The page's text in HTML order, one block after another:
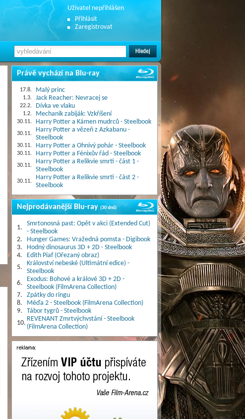
Uživatel nepřihlášen
Přihlásit
Zaregistrovat
Právě vychází na Blu-ray
17.8. Malý princ
1.3. Jack Reacher: Nevracej se
22.2. Dívka ve vlaku
1.2. Mechanik zabiják: Vzkříšení
30.11. Harry Potter a Kámen mudrců - Steelbook
30.11.
Harry Potter a vězeň z Azkabanu -
Steelbook
30.11. Harry Potter a Ohnivý pohár - Steelbook
30.11. Harry Potter a Fénixův řád - Steelbook
30.11.
Harry Potter a Relikvie smrti - část 1 -
Steelbook
30.11.
Harry Potter a Relikvie smrti - část 2 -
Steelbook
Nejprodávanější Blu-ray(30 dnů)
1.
Smrtonosná past: Opět v akci (Extended Cut)
- Steelbook
2.
Hunger Games: Vražedná pomsta - Digibook
3.
Hodný dinosaurus 3D + 2D - Steelbook
4.
Edith Piaf (Ořezaný obraz)
5.
Království nebeské (Ultimátní edice) -
Steelbook
6.
Exodus: Bohové a králové 3D + 2D -
Steelbook (FilmArena Collection)
7.
Zpátky do ringu
8.
Méďa 2 - Steelbook (FilmArena Collection)
9.
Tábor tygrů - Steelbook
10.
REVENANT Zmrtvýchvstání - Steelbook
(FilmArena Collection)